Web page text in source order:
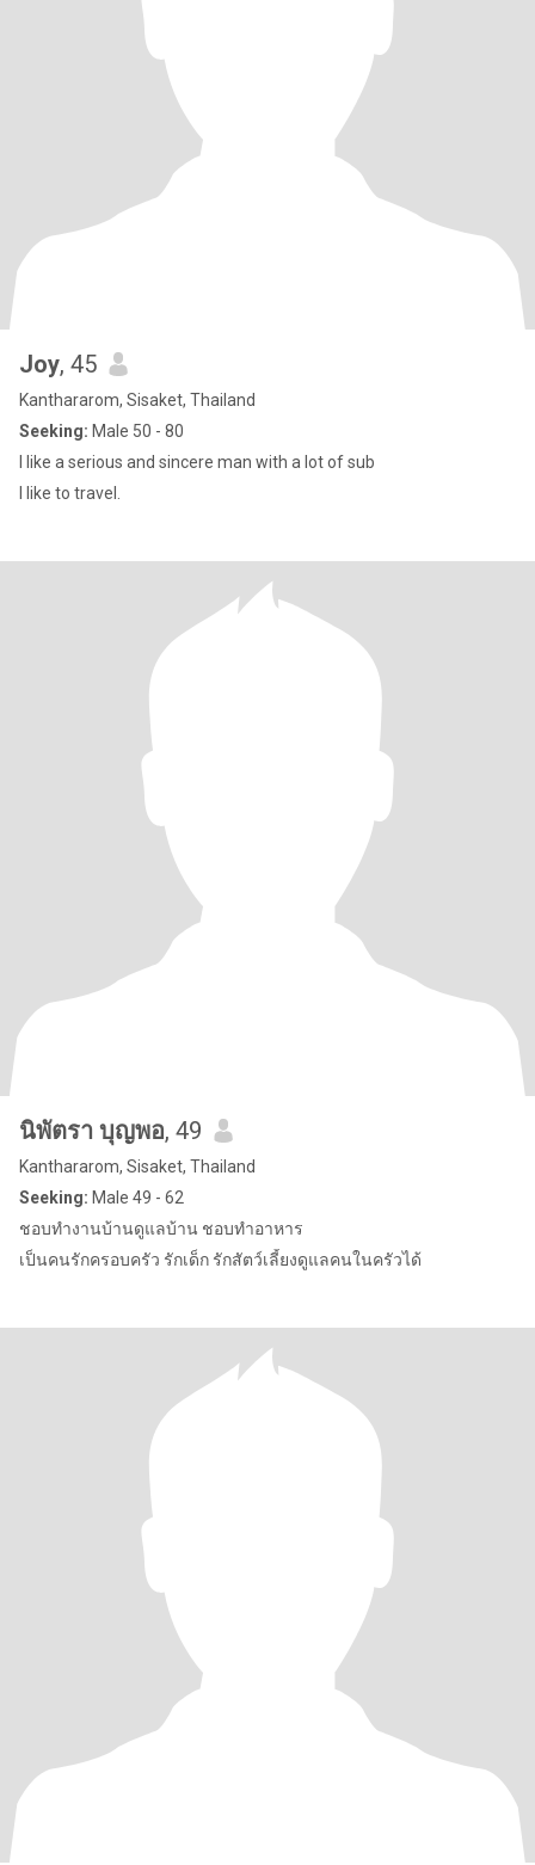
Joy, 45
Kanthararom, Sisaket, Thailand
Seeking: Male 50 - 80
I like a serious and sincere man with a lot of sub
I like to travel.
นิพัตรา บุญพอ, 49
Kanthararom, Sisaket, Thailand
Seeking: Male 49 - 62
ชอบทำงานบ้านดูแลบ้าน ชอบทำอาหาร
เป็นคนรักครอบครัว รักเด็ก รักสัตว์เลี้ยงดูแลคนในครัวได้